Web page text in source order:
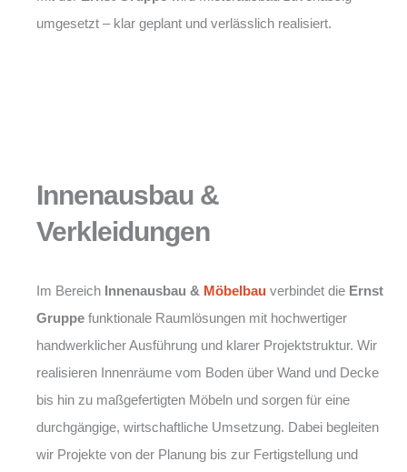
umgesetzt – klar geplant und verlässlich realisiert.
Innenausbau &
Verkleidungen
Im Bereich Innenausbau & Möbelbau verbindet die Ernst
Gruppe funktionale Raumlösungen mit hochwertiger
handwerklicher Ausführung und klarer Projektstruktur. Wir
realisieren Innenräume vom Boden über Wand und Decke
bis hin zu maßgefertigten Möbeln und sorgen für eine
durchgängige, wirtschaftliche Umsetzung. Dabei begleiten
wir Projekte von der Planung bis zur Fertigstellung und